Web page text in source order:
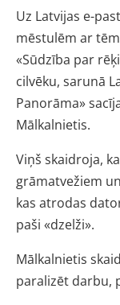
Uz Latvijas e-
mēstulēm ar
«Sūdzība par
cilvēku, sarunā
Panorāma»
Mālkalnietis.
Viņš skaidroja,
grāmatvežiem
kas atrodas
paši «dzelži».
Mālkalnietis
paralizēt darbu,